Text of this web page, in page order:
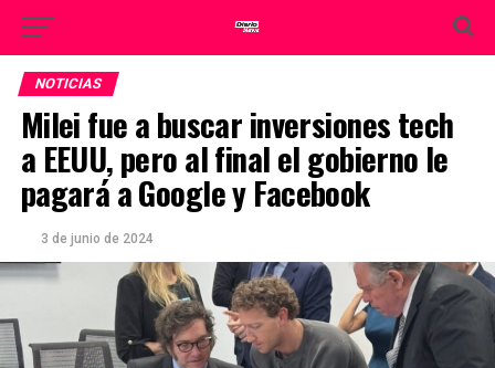
NOTICIAS
Milei fue a buscar inversiones tech
a EEUU, pero al final el gobierno le
pagará a Google y Facebook
3 de junio de 2024